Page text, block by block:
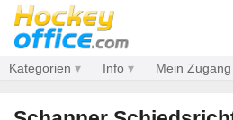
Kategorien Info Mein Zugang